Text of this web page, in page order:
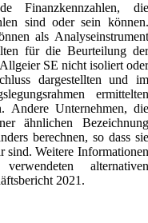
Finanzkennzahlen, die
sind oder sein können.
als Analyseinstrument
für die Beurteilung der
SE nicht isoliert oder
dargestellten und im
ermittelten
Andere Unternehmen, die
ähnlichen Bezeichnung
berechnen, so dass sie
sind. Weitere Informationen
alternativen
2021.